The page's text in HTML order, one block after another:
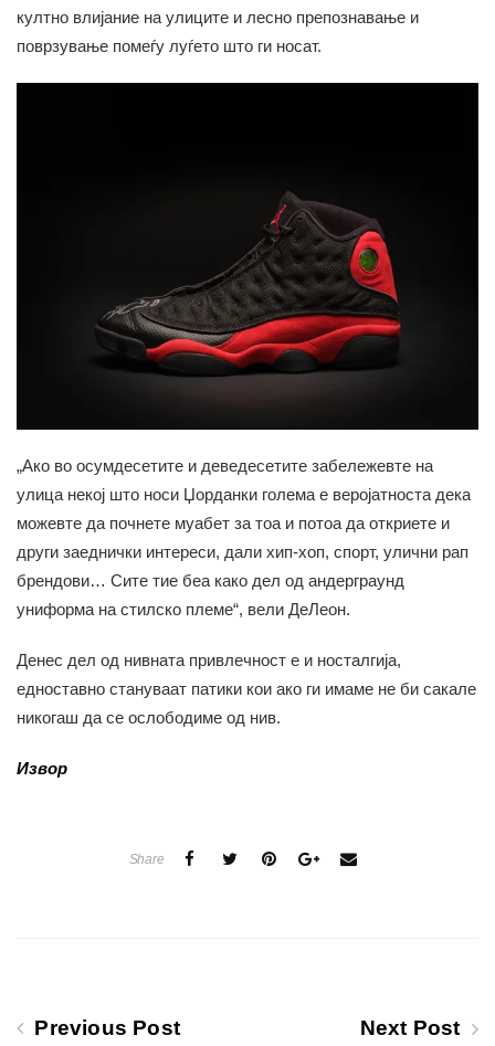
култно влијание на улиците и лесно препознавање и
поврзување помеѓу луѓето што ги носат.
„Ако во осумдесетите и деведесетите забележевте на
улица некој што носи Џорданки голема е веројатноста дека
можевте да почнете муабет за тоа и потоа да откриете и
други заеднички интереси, дали хип-хоп, спорт, улични рап
брендови… Сите тие беа како дел од андерграунд
униформа на стилско племе“, вели ДеЛеон.
Денес дел од нивната привлечност е и носталгија,
едноставно стануваат патики кои ако ги имаме не би сакале
никогаш да се ослободиме од нив.
Извор
Share
Previous Post Next Post